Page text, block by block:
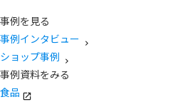
事例を見る
事例インタビュー
ショップ事例
事例資料をみる
食品